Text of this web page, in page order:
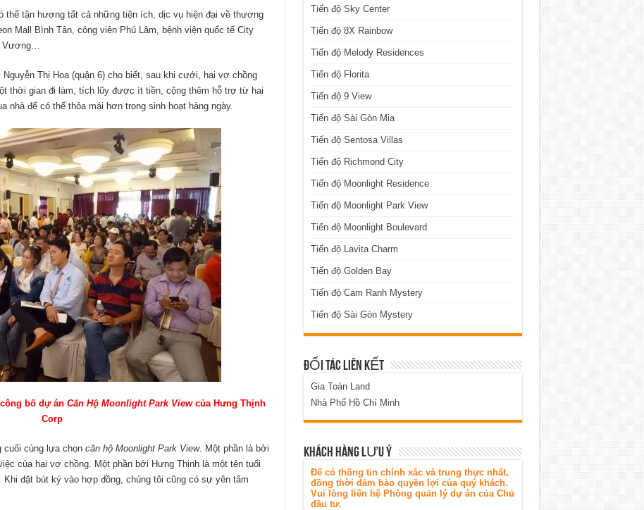
thể tận hương tất cả những tiện ích, dịc vụ hiện đại về thương
Mall Bình Tân, công viên Phú Lâm, bệnh viện quốc tế City
Vương…
Thị Hoa (quận 6) cho biết, sau khi cưới, hai vợ chồng
thời gian đi làm, tích lũy được ít tiền, cộng thêm hỗ trợ từ hai
nhà để có thể thỏa mái hơn trong sinh hoạt hàng ngày.
bố dự án Căn Hộ Moonlight Park Viewcủa Hưng Thịnh
Corp
cuối cùng lựa chọn căn hộ Moonlight Park View. Một phần là bởi
của hai vợ chồng. Một phần bởi Hưng Thịnh là một tên tuổi
đặt bút ký vào hợp đồng, chúng tôi cũng có sự yên tâm
Tiến độ Sky Center
Tiến độ 8X Rainbow
Tiến độ Melody Residences
Tiến độ Florita
Tiến độ 9 View
Tiến độ Sài Gòn Mia
Tiến độ Sentosa Villas
Tiến độ Richmond City
Tiến độ Moonlight Residence
Tiến độ Moonlight Park View
Tiến độ Moonlight Boulevard
Tiến độ Lavita Charm
Tiến độ Golden Bay
Tiến độ Cam Ranh Mystery
Tiến độ Sài Gòn Mystery
ĐỐI TÁC LIÊN KẾT
Gia Toàn Land
Nhà Phố Hồ Chí Minh
KHÁCH HÀNG LƯU Ý
Để có thông tin chính xác và trung thực nhất,
đồng thời đảm bảo quyền lợi của quý khách.
Vui lòng liên hệ Phòng quản lý dự án của Chủ
đầu tư.